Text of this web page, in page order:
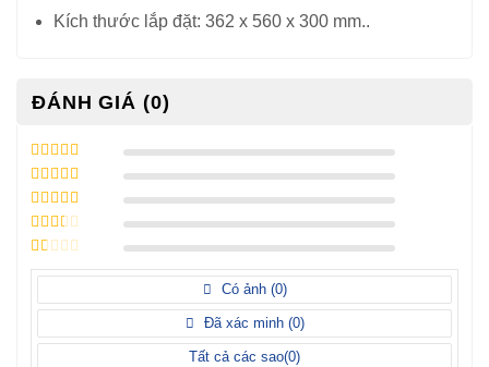
Kích thước lắp đặt: 362 x 560 x 300 mm..
ĐÁNH GIÁ (0)
5 / 5 điểm
4 / 5 điểm
3 / 5
điểm
2 / 5
1/
điểm
Có ảnh (0)
Đã xác minh (0)
Tất cả các sao(0)